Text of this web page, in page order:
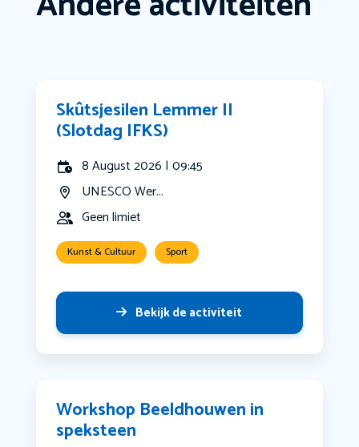
Skûtsjesilen Lemmer II
(Slotdag IFKS)
8 August 2026 | 09:45
UNESCO Wer...
Geen limiet
Kunst & Cultuur Sport
Bekijk de activiteit
Workshop Beeldhouwen in
speksteen